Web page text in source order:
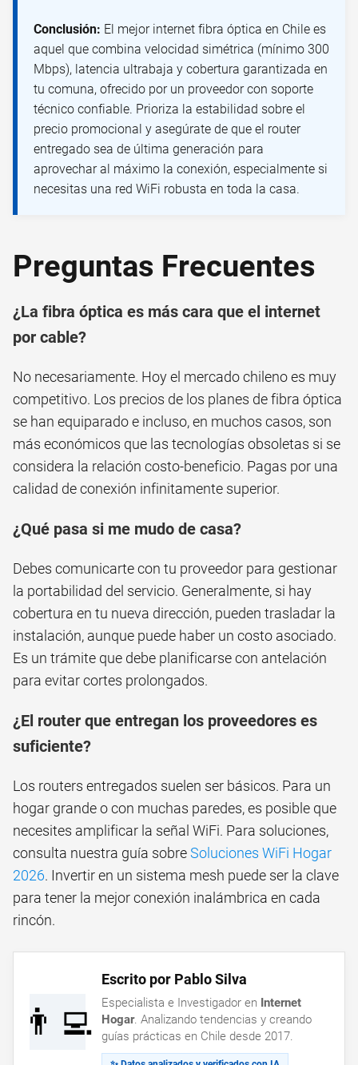
Conclusión: El mejor internet fibra óptica en Chile es
aquel que combina velocidad simétrica (mínimo 300
Mbps), latencia ultrabaja y cobertura garantizada en
tu comuna, ofrecido por un proveedor con soporte
técnico confiable. Prioriza la estabilidad sobre el
precio promocional y asegúrate de que el router
entregado sea de última generación para
aprovechar al máximo la conexión, especialmente si
necesitas una red WiFi robusta en toda la casa.
Preguntas Frecuentes
¿La fibra óptica es más cara que el internet
por cable?
No necesariamente. Hoy el mercado chileno es muy
competitivo. Los precios de los planes de fibra óptica
se han equiparado e incluso, en muchos casos, son
más económicos que las tecnologías obsoletas si se
considera la relación costo-beneficio. Pagas por una
calidad de conexión infinitamente superior.
¿Qué pasa si me mudo de casa?
Debes comunicarte con tu proveedor para gestionar
la portabilidad del servicio. Generalmente, si hay
cobertura en tu nueva dirección, pueden trasladar la
instalación, aunque puede haber un costo asociado.
Es un trámite que debe planificarse con antelación
para evitar cortes prolongados.
¿El router que entregan los proveedores es
suficiente?
Los routers entregados suelen ser básicos. Para un
hogar grande o con muchas paredes, es posible que
necesites amplificar la señal WiFi. Para soluciones,
consulta nuestra guía sobreSoluciones WiFi Hogar
2026. Invertir en un sistema mesh puede ser la clave
para tener la mejor conexión inalámbrica en cada
rincón.
👨‍💻
Escrito por Pablo Silva
Especialista e Investigador en Internet
Hogar. Analizando tendencias y creando
guías prácticas en Chile desde 2017.